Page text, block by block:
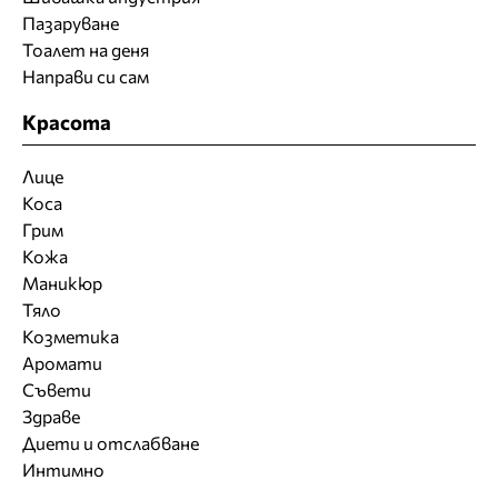
Пазаруване
Тоалет на деня
Направи си сам
Красота
Лице
Коса
Грим
Кожа
Маникюр
Тяло
Козметика
Аромати
Съвети
Здраве
Диети и отслабване
Интимно